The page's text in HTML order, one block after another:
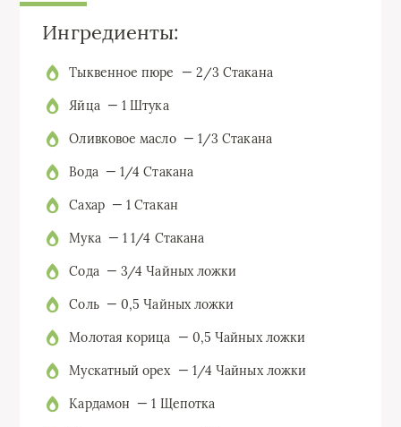
Ингредиенты:
Тыквенное пюре — 2/3 Стакана
Яйца — 1 Штука
Оливковое масло — 1/3 Стакана
Вода — 1/4 Стакана
Сахар — 1 Стакан
Мука — 1 1/4 Стакана
Сода — 3/4 Чайных ложки
Соль — 0,5 Чайных ложки
Молотая корица — 0,5 Чайных ложки
Мускатный орех — 1/4 Чайных ложки
Кардамон — 1 Щепотка